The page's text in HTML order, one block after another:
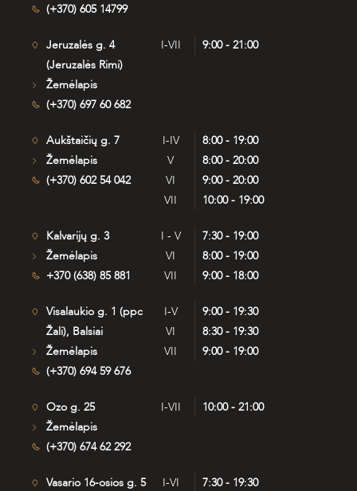
(+370) 605 14799
Jeruzalės g. 4
(Jeruzalės Rimi)
Žemėlapis
(+370) 697 60 682
I-VII 9:00 - 21:00
Aukštaičių g. 7
Žemėlapis
(+370) 602 54 042
I-IV
8:00 - 19:00
V
8:00 - 20:00
VI
9:00 - 20:00
VII
10:00 - 19:00
Kalvarijų g. 3
Žemėlapis
+370 (638) 85 881
I - V
7:30 - 19:00
VI
8:00 - 19:00
VII
9:00 - 18:00
Visalaukio g. 1 (ppc
Žali), Balsiai
Žemėlapis
(+370) 694 59 676
I-V
9:00 - 19:30
VI
8:30 - 19:30
VII
9:00 - 19:00
Ozo g. 25
Žemėlapis
(+370) 674 62 292
I-VII 10:00 - 21:00
Vasario 16-osios g. 5
I-VI
7:30 - 19:30